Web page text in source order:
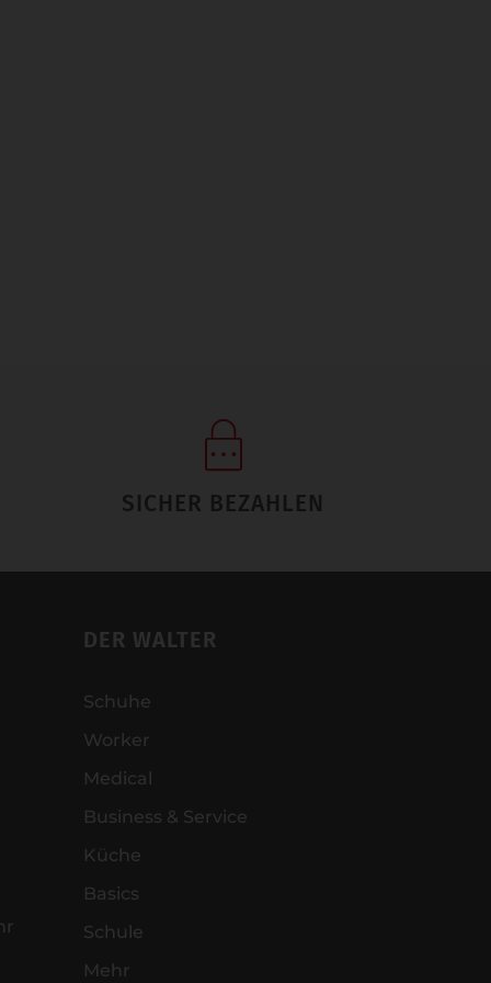
SICHER BEZAHLEN
DER WALTER
Schuhe
Worker
Medical
Business & Service
Küche
Basics
Schule
Mehr